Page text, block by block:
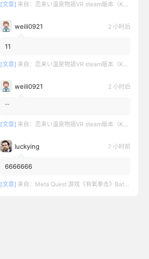
[文章] 来自： 恋来い温泉物語VR steam版本（KoiKoiMonogatari VR）
weili0921 2 小时后
11
[文章] 来自： 恋来い温泉物語VR steam版本（KoiKoiMonogatari VR）
weili0921 2 小时后
˙˙˙
[文章] 来自： 恋来い温泉物語VR steam版本（KoiKoiMonogatari VR）
luckying 7 小时前
6666666
[文章] 来自： Meta Quest 游戏《有氧拳击》Battle Fit: VR Cardio Boxing